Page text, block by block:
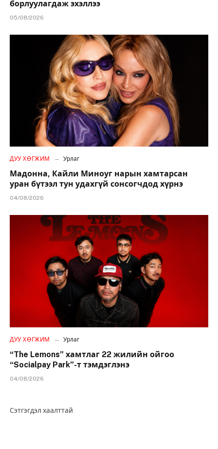
борлуулагдаж эхэллээ
05/08/2026
ДУУ ХӨГЖИМ Урлаг
Мадонна, Кайли Миноуг нарын хамтарсан
уран бүтээл тун удахгүй сонсогчдод хүрнэ
04/08/2026
ДУУ ХӨГЖИМ Урлаг
“The Lemons” хамтлаг 22 жилийн ойгоо
“Socialpay Park”-т тэмдэглэнэ
04/08/2026
Сэтгэгдэл хаалттай